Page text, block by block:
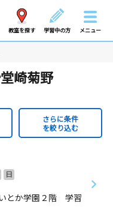
教室を探す 学習中の方 メニュー
崎菊野
さらに条件
を絞り込む
日
とか学園２階 学習